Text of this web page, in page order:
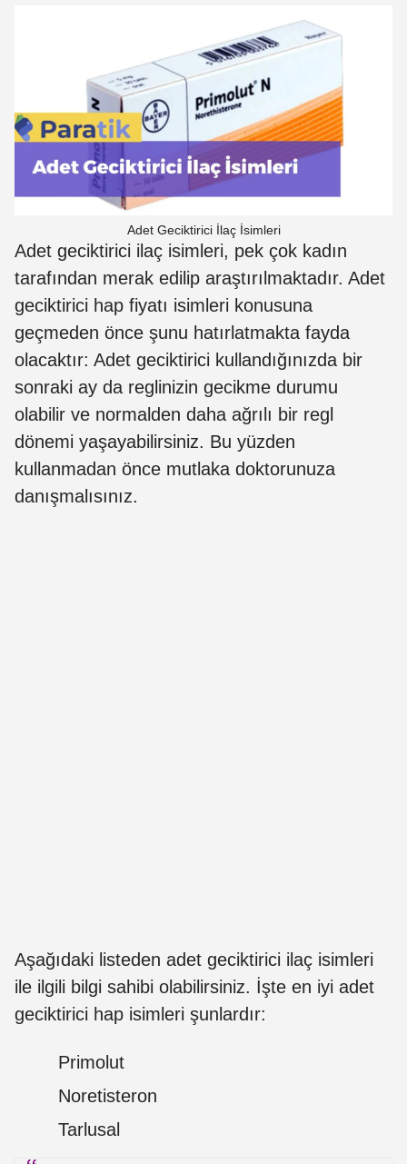
Adet Geciktirici İlaç İsimleri
Adet geciktirici ilaç isimleri, pek çok kadın
tarafından merak edilip araştırılmaktadır. Adet
geciktirici hap fiyatı isimleri konusuna
geçmeden önce şunu hatırlatmakta fayda
olacaktır: Adet geciktirici kullandığınızda bir
sonraki ay da reglinizin gecikme durumu
olabilir ve normalden daha ağrılı bir regl
dönemi yaşayabilirsiniz. Bu yüzden
kullanmadan önce mutlaka doktorunuza
danışmalısınız.
Aşağıdaki listeden adet geciktirici ilaç isimleri
ile ilgili bilgi sahibi olabilirsiniz. İşte en iyi adet
geciktirici hap isimleri şunlardır:
Primolut
Noretisteron
Tarlusal